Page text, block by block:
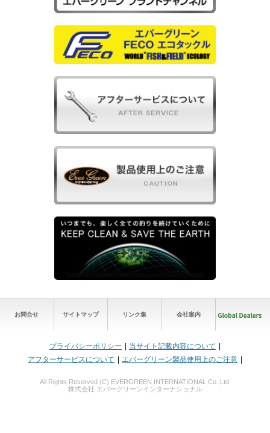
お問合せ サイトマップ リンク集 会社案内
プライバシーポリシー
当サイト記載内容について
アフターサービスについて
エバーグリーン製品使用上のご注意
All Rights Reserved (C) EVERGREEN INTERNATIONAL Co.,Ltd.
株式会社 エバーグリーンインターナショナル